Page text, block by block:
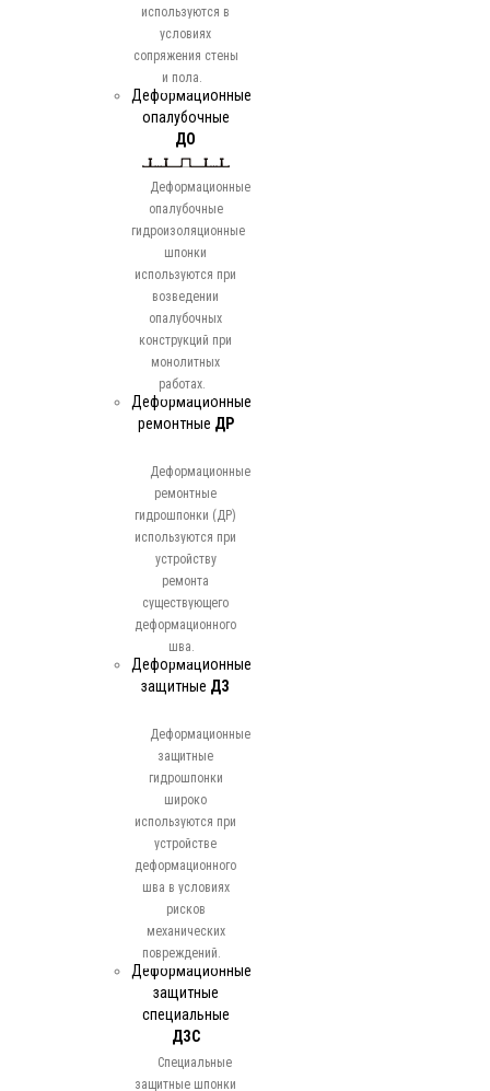
используются в
условиях
сопряжения стены
и пола.
Деформационные
опалубочные
ДО
Деформационные
опалубочные
гидроизоляционные
шпонки
используются при
возведении
опалубочных
конструкций при
монолитных
работах.
Деформационные
ремонтные ДР
Деформационные
ремонтные
гидрошпонки (ДР)
используются при
устройству
ремонта
существующего
деформационного
шва.
Деформационные
защитные ДЗ
Деформационные
защитные
гидрошпонки
широко
используются при
устройстве
деформационного
шва в условиях
рисков
механических
повреждений.
Деформационные
защитные
специальные
ДЗС
Специальные
защитные шпонки